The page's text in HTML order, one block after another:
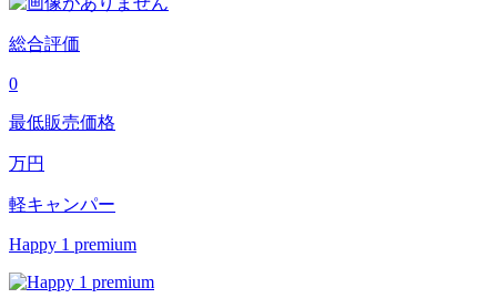
総合評価
0
最低販売価格
万円
軽キャンパー
Happy 1 premium